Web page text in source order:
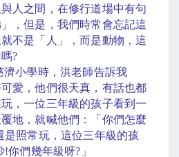
人之間，在修行道場中有句
，但是，我們時常會忘記這
不是「人」，而是動物，這
?
小學時，洪老師告訴我
愛，他們很天真，有話也都
，一位三年級的孩子看到一
地，就喊他們：「你們怎麼
是照常玩，這位三年級的孩
!你們幾年級呀? 」